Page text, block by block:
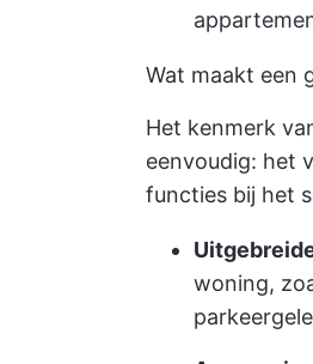
Wat maakt een
Het kenmerk
eenvoudig: het
functies bij het
woning,